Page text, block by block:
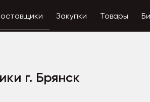
Закупки Товары
г. Брянск